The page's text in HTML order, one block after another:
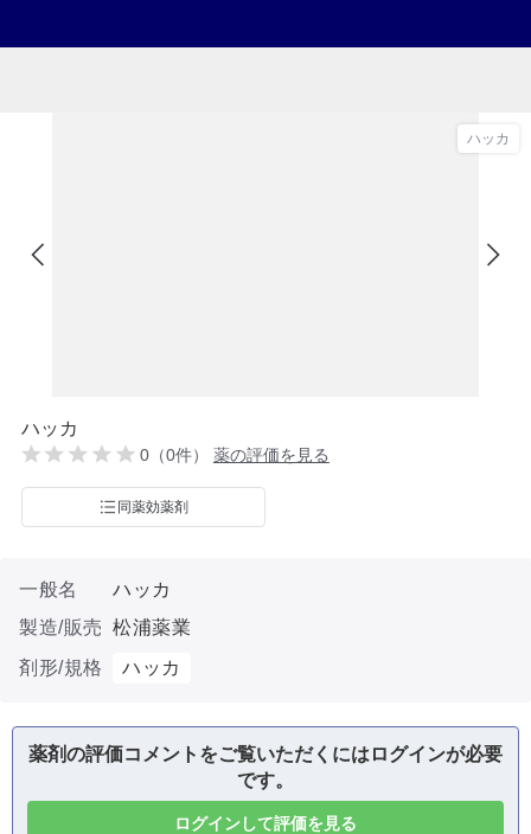
ハッカ
ハッカ
0（0件） 薬の評価を見る
同薬効薬剤
一般名
ハッカ
製造/販売 松浦薬業
剤形/規格
ハッカ
薬剤の評価コメントをご覧いただくにはログインが必要
です。
ログインして評価を見る